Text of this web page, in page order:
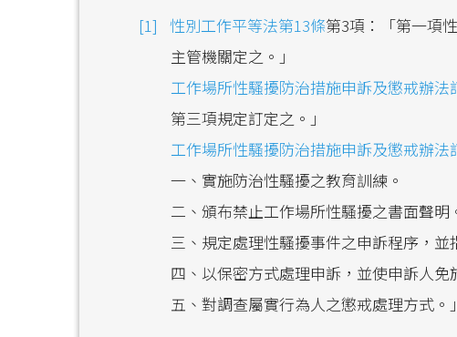
性別工作平等法第13條第3項：「第一項
主管機關定之。」
工作場所性騷擾防治措施申訴及懲戒辦法
第三項規定訂定之。」
工作場所性騷擾防治措施申訴及懲戒辦法
一、實施防治性騷擾之教育訓練。
二、頒布禁止工作場所性騷擾之書面聲明
三、規定處理性騷擾事件之申訴程序，並
四、以保密方式處理申訴，並使申訴人
五、對調查屬實行為人之懲戒處理方式。」